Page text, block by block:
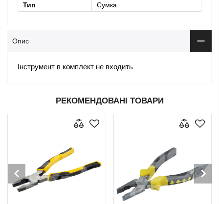
Тип
Сумка
Опис
Інструмент в комплект не входить
РЕКОМЕНДОВАНІ ТОВАРИ